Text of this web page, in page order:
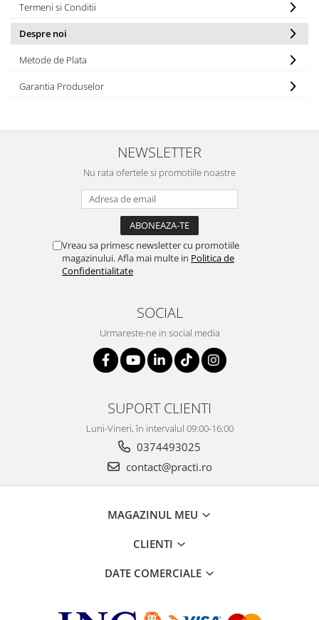
Termeni si Conditii
Despre noi
Metode de Plata
Garantia Produselor
NEWSLETTER
Nu rata ofertele si promotiile noastre
Vreau sa primesc newsletter cu promotiile
magazinului. Afla mai multe in Politica de
Confidentialitate
SOCIAL
Urmareste-ne in social media
SUPORT CLIENTI
Luni-Vineri, în intervalul 09:00-16:00
0374493025
contact@practi.ro
MAGAZINUL MEU
CLIENTI
DATE COMERCIALE